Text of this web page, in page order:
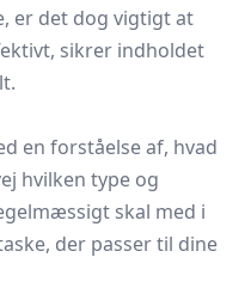
er det dog vigtigt at
sikrer indholdet
en forståelse af, hvad
hvilken type og
skal med i
der passer til dine